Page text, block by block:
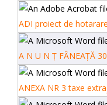
ADI proiect de
A N U N Ț FÂNEAȚĂ
ANEXA NR 3 taxe